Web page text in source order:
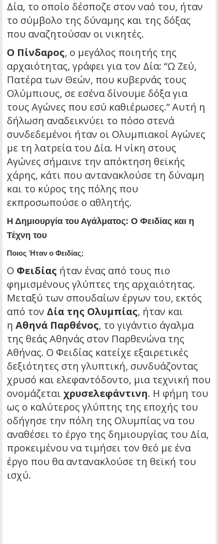
Δία, το οποίο δέσποζε στον ναό του, ήταν
το σύμβολο της δύναμης και της δόξας
που αναζητούσαν οι νικητές.
Ο Πίνδαρος, ο μεγάλος ποιητής της
αρχαιότητας, γράφει για τον Δία: “Ω Ζεύ,
Πατέρα των Θεών, που κυβερνάς τους
Ολύμπιους, σε εσένα δίνουμε δόξα για
τους Αγώνες που εσύ καθιέρωσες.”Αυτή η
δήλωση αναδεικνύει το πόσο στενά
συνδεδεμένοι ήταν οι Ολυμπιακοί Αγώνες
με τη λατρεία του Δία. Η νίκη στους
Αγώνες σήμαινε την απόκτηση θεϊκής
χάρης, κάτι που αντανακλούσε τη δύναμη
και το κύρος της πόλης που
εκπροσωπούσε ο αθλητής.
Η Δημιουργία του Αγάλματος: Ο Φειδίας και η
Τέχνη του
Ποιος Ήταν ο Φειδίας;
Ο Φειδίας ήταν ένας από τους πιο
φημισμένους γλύπτες της αρχαιότητας.
Μεταξύ των σπουδαίων έργων του, εκτός
από τον Δία της Ολυμπίας, ήταν και
η Αθηνά Παρθένος, το γιγάντιο άγαλμα
της θεάς Αθηνάς στον Παρθενώνα της
Αθήνας. Ο Φειδίας κατείχε εξαιρετικές
δεξιότητες στη γλυπτική, συνδυάζοντας
χρυσό και ελεφαντόδοντο, μια τεχνική που
ονομάζεται χρυσελεφάντινη. Η φήμη του
ως ο καλύτερος γλύπτης της εποχής του
οδήγησε την πόλη της Ολυμπίας να του
αναθέσει το έργο της δημιουργίας του Δία,
προκειμένου να τιμήσει τον θεό με ένα
έργο που θα αντανακλούσε τη θεϊκή του
ισχύ.